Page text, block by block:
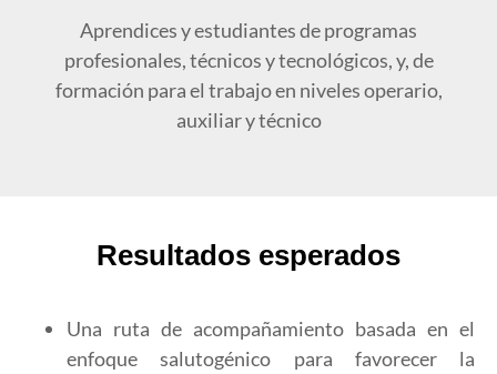
Aprendices y estudiantes de programas
profesionales, técnicos y tecnológicos, y, de
formación para el trabajo en niveles operario,
auxiliar y técnico
Resultados esperados
Una ruta de acompañamiento basada en el
enfoque salutogénico para favorecer la